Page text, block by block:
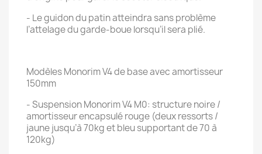
- Le guidon du patin atteindra sans problème
l’attelage du garde-boue lorsqu’il sera plié.
Modèles Monorim V4 de base avec amortisseur
150mm
- Suspension Monorim V4 M0: structure noire /
amortisseur encapsulé rouge (deux ressorts /
jaune jusqu’à 70kg et bleu supportant de 70 à
120kg)